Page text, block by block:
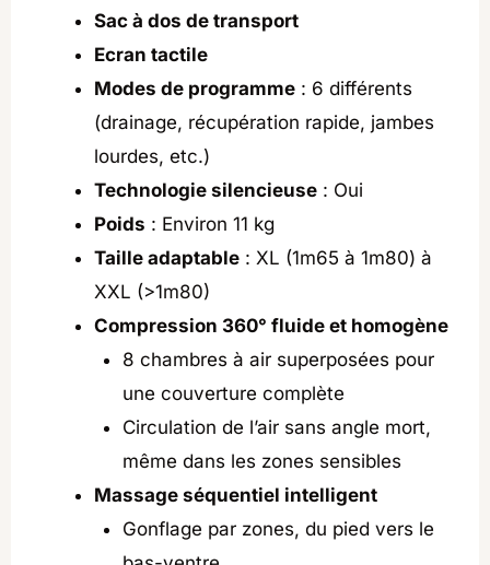
Sac à dos de transport
Ecran tactile
Modes de programme : 6 différents
(drainage, récupération rapide, jambes
lourdes, etc.)
Technologie silencieuse : Oui
Poids : Environ 11 kg
Taille adaptable : XL (1m65 à 1m80) à
XXL (>1m80)
Compression 360° fluide et homogène
8 chambres à air superposées pour
une couverture complète
Circulation de l’air sans angle mort,
même dans les zones sensibles
Massage séquentiel intelligent
Gonflage par zones, du pied vers le